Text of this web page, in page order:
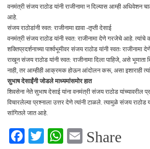
वनमंत्री संजय राठोड यांनी राजीनामा न दिल्यास आम्ही
आहे.
संजय राठोडांनी स्वत: राजीनामा द्यावा -तृप्ती देसाई
वनमंत्री संजय राठोड यांनी स्वत: राजीनामा देणे गरजेचे आहे.
शक्तिप्रदर्शनाच्या पार्श्वभूमीवर संजय राठोड यांनी स्वतः
राखून संजय राठोड यांनी स्वत: राजीनामा दिला पाहिजे, असे भूमाता
नाही, तर आम्हीही आक्रमक होऊन आंदोलन करू, असा इशाराही
सुभाष देसाईंनी जोडले माध्यमांसमोर हात
शिवसेना नेते सुभाष देसाई यांना वनमंत्री संजय राठोड यांच्यावरील
विचारलेल्या प्रश्नाला उत्तर देणे त्यांनी टाळले. त्यामुळे संजय
सांगितले जात आहे.
Fa T
W E
Share